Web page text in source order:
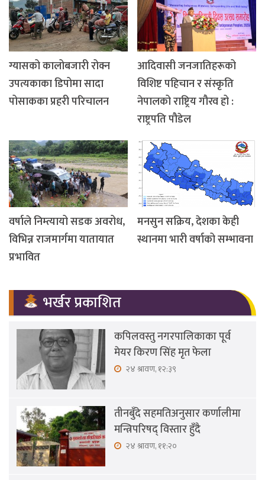
ग्यासको कालोबजारी रोक्न
उपत्यकाका डिपोमा सादा
पोसाकका प्रहरी परिचालन
आदिवासी जनजातिहरूको
विशिष्ट पहिचान र संस्कृति
नेपालको राष्ट्रिय गौरव हो :
राष्ट्रपति पौडेल
वर्षाले निम्त्यायो सडक अवरोध,
विभिन्न राजमार्गमा यातायात
प्रभावित
मनसुन सक्रिय, देशका केही
स्थानमा भारी वर्षाको सम्भावना
भर्खर प्रकाशित
कपिलवस्तु नगरपालिकाका पूर्व
मेयर किरण सिंह मृत फेला
२४ श्रावण, १२:३९
तीनबुँदे सहमतिअनुसार कर्णालीमा
मन्त्रिपरिषद् विस्तार हुँदै
२४ श्रावण, ११:२०